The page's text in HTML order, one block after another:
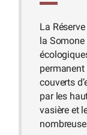
La
la Somone
couverts
par les
vasière et